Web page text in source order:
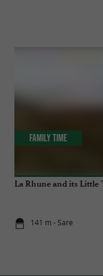
La Rhune and its Little
141 m - Sare
Family Time